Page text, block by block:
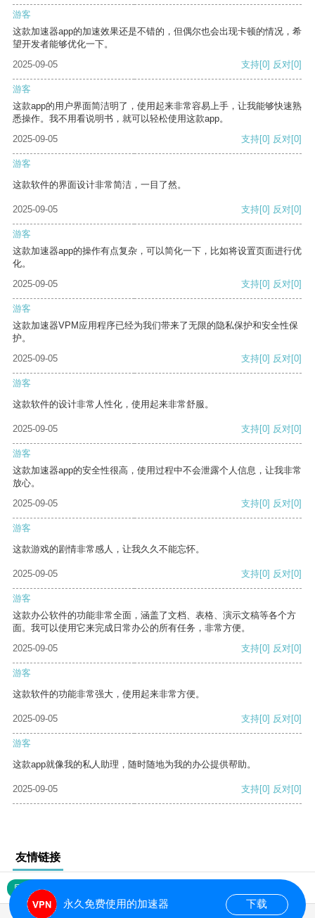
游客
这款加速器app的加速效果还是不错的，但偶尔也会出现卡顿的情况，希
望开发者能够优化一下。
2025-09-05
支持[0] 反对[0]
游客
这款app的用户界面简洁明了，使用起来非常容易上手，让我能够快速熟
悉操作。我不用看说明书，就可以轻松使用这款app。
2025-09-05
支持[0] 反对[0]
游客
这款软件的界面设计非常简洁，一目了然。
2025-09-05 支持[0] 反对[0]
游客
这款加速器app的操作有点复杂，可以简化一下，比如将设置页面进行优
化。
2025-09-05
支持[0] 反对[0]
游客
这款加速器VPM应用程序已经为我们带来了无限的隐私保护和安全性保
护。
2025-09-05
支持[0] 反对[0]
游客
这款软件的设计非常人性化，使用起来非常舒服。
2025-09-05 支持[0] 反对[0]
游客
这款加速器app的安全性很高，使用过程中不会泄露个人信息，让我非常
放心。
2025-09-05
支持[0] 反对[0]
游客
这款游戏的剧情非常感人，让我久久不能忘怀。
2025-09-05 支持[0] 反对[0]
游客
这款办公软件的功能非常全面，涵盖了文档、表格、演示文稿等各个方
面。我可以使用它来完成日常办公的所有任务，非常方便。
2025-09-05
支持[0] 反对[0]
游客
这款软件的功能非常强大，使用起来非常方便。
2025-09-05 支持[0] 反对[0]
游客
这款app就像我的私人助理，随时随地为我的办公提供帮助。
2025-09-05 支持[0] 反对[0]
友情链接
网站地图
永久免费使用的加速器 下载